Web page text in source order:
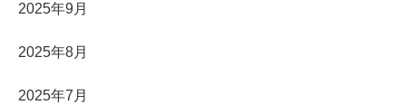
2025年9月
2025年8月
2025年7月